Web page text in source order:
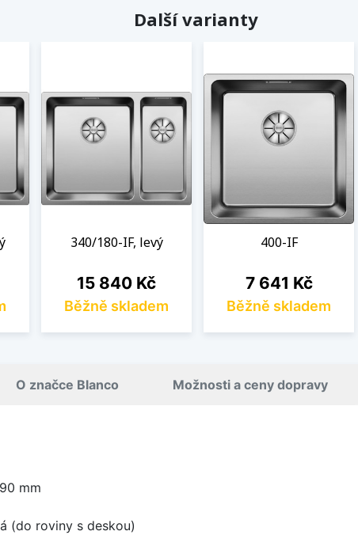
Další varianty
340/180-IF, levý
Cena
15 840 Kč
Běžně skladem
400-IF
Cena
7 641 Kč
Běžně skladem
O značce Blanco Možnosti a ceny dopravy
mm
(do roviny s deskou)